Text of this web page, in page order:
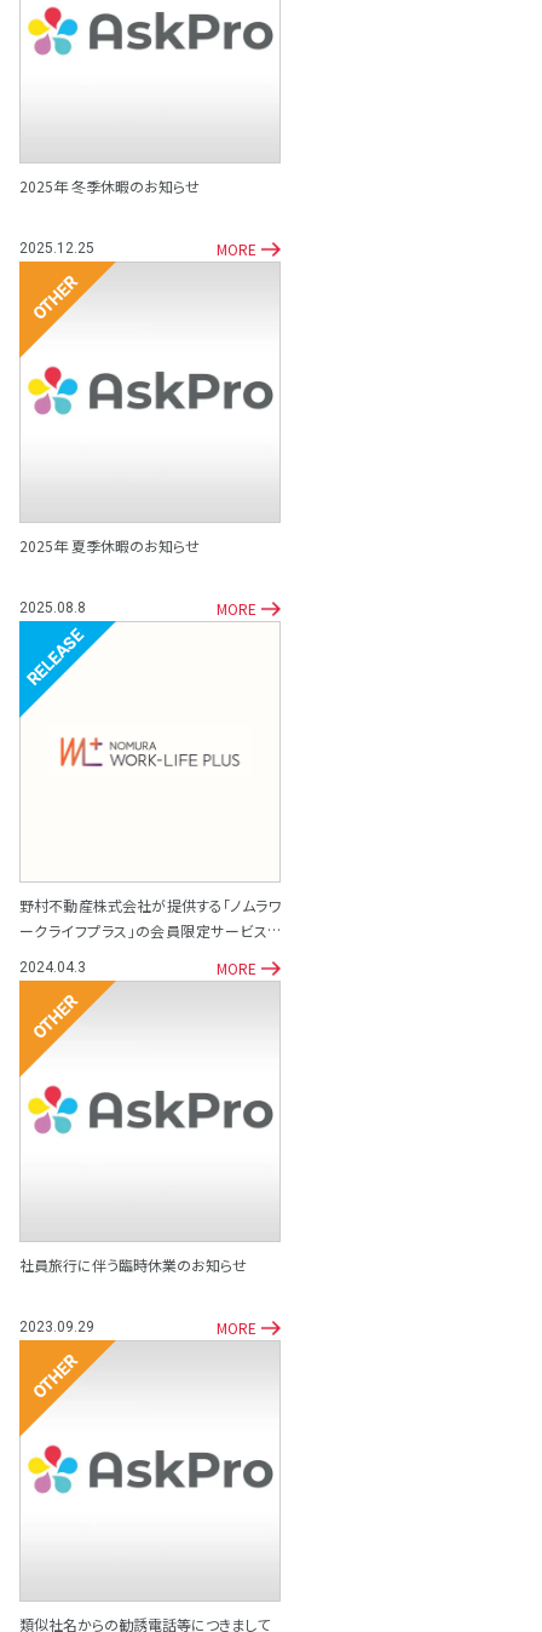
その他
2025年 冬季休暇のお知らせ
2025.12.25 MORE
その他
2025年 夏季休暇のお知らせ
2025.08.8 MORE
リリース
野村不動産株式会社が提供する「ノムラワ
ークライフプラス」の会員限定サービスと
2024.04.3 MORE
その他
社員旅行に伴う臨時休業のお知らせ
2023.09.29 MORE
その他
類似社名からの勧誘電話等につきまして